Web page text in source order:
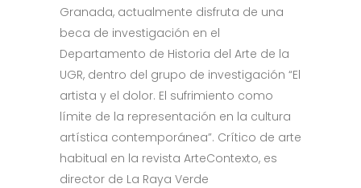
Granada, actualmente disfruta de una
beca de investigación en el
Departamento de Historia del Arte de la
UGR, dentro del grupo de investigación “El
artista y el dolor. El sufrimiento como
límite de la representación en la cultura
artística contemporánea”. Crítico de arte
habitual en la revista ArteContexto, es
director de La Raya Verde